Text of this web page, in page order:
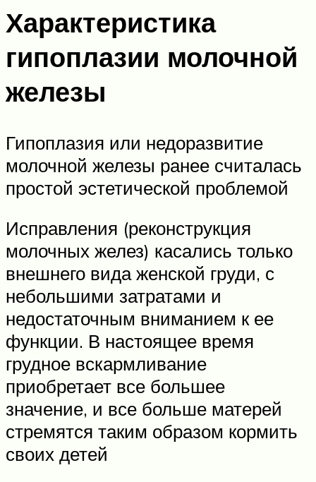
Характеристика
гипоплазии молочной
железы
Гипоплазия или недоразвитие
молочной железы ранее считалась
простой эстетической проблемой
Исправления (реконструкция
молочных желез) касались только
внешнего вида женской груди, с
небольшими затратами и
недостаточным вниманием к ее
функции. В настоящее время
грудное вскармливание
приобретает все большее
значение, и все больше матерей
стремятся таким образом кормить
своих детей